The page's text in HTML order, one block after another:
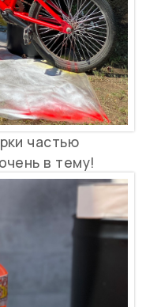
частью
в тему!